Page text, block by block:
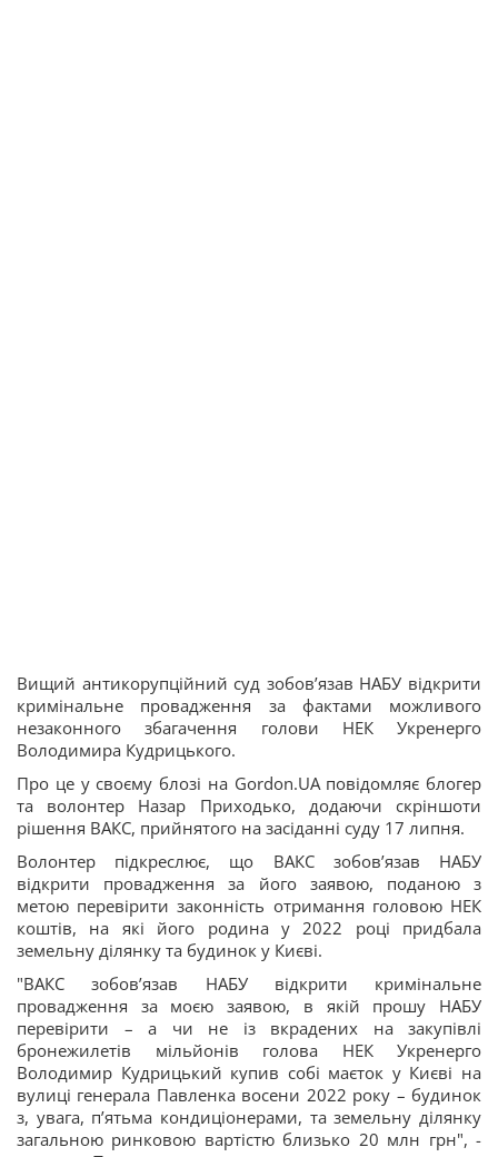
Вищий антикорупційний суд зобов’язав НАБУ відкрити
кримінальне провадження за фактами можливого
незаконного збагачення голови НЕК Укренерго
Володимира Кудрицького.
Про це у своєму блозі на Gordon.UA повідомляє блогер
та волонтер Назар Приходько, додаючи скріншоти
рішення ВАКС, прийнятого на засіданні суду 17 липня.
Волонтер підкреслює, що ВАКС зобов’язав НАБУ
відкрити провадження за його заявою, поданою з
метою перевірити законність отримання головою НЕК
коштів, на які його родина у 2022 році придбала
земельну ділянку та будинок у Києві.
"ВАКС зобов’язав НАБУ відкрити кримінальне
провадження за моєю заявою, в якій прошу НАБУ
перевірити – а чи не із вкрадених на закупівлі
бронежилетів мільйонів голова НЕК Укренерго
Володимир Кудрицький купив собі маєток у Києві на
вулиці генерала Павленка восени 2022 року – будинок
з, увага, п’ятьма кондиціонерами, та земельну ділянку
загальною ринковою вартістю близько 20 млн грн", -